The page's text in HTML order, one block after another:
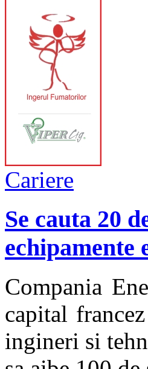
Cariere
Se cauta 20
echipamente
Compania
capital
ingineri si